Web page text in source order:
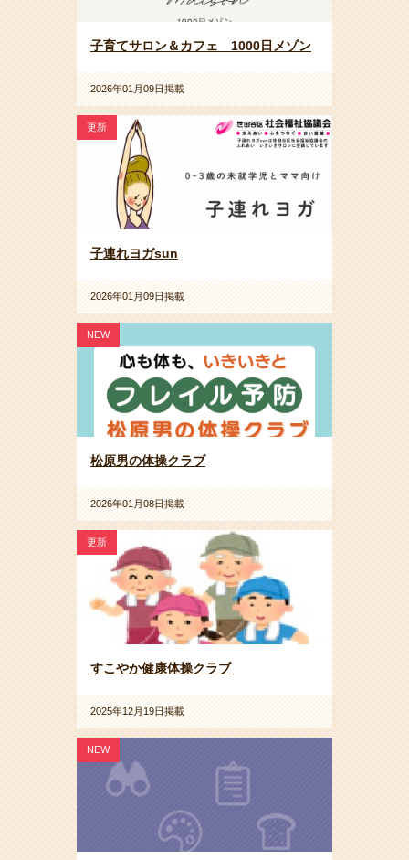
子育てサロン＆カフェ 1000日メゾン
2026年01月09日掲載
更新
子連れヨガsun
2026年01月09日掲載
NEW
松原男の体操クラブ
2026年01月08日掲載
更新
すこやか健康体操クラブ
2025年12月19日掲載
NEW